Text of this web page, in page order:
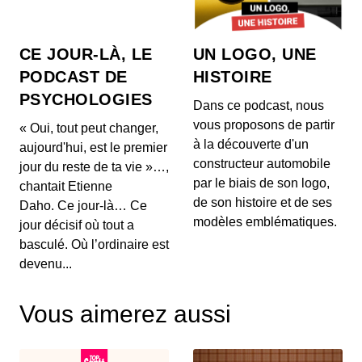
**Sommaire des 5 news** : 1. 🥤 **La tendance
estivale de la ginger beer** Découvrez la boisson
27 mai 2026 : Mythes sur la perte de
poids, l'impact du vin rouge et
tendances capillaires de Cannes
00:03:48 - IL Y A 2 MOIS
1. 🍽️ **Mythes de la perte de poids :** Découvrez
pourquoi manger tard le soir ne fait pas forcéme...
26 mai 2026 : Alerte sanitaire,
hydratation et astuces beauté pour les
mains
00:03:56 - IL Y A 2 MOIS
1. ⚠️ **Alerte de RappelConso sur les merguez
mer...
Tendances street food
00:04:07 - IL Y A 2 MOIS
CE JOUR-LÀ, LE
PODCAST DE
PSYCHOLOGIES
« Oui, tout peut changer,
aujourd'hui, est le premier
jour du reste de ta vie »…,
chantait Etienne
Daho. Ce jour-là… Ce
jour décisif où tout a
basculé. Où l’ordinaire est
devenu...
UN LOGO, UNE
HISTOIRE
Dans ce podcast, nous
vous proposons de partir
à la découverte d'un
constructeur automobile
par le biais de son logo,
de son histoire et de ses
modèles emblématiques.
Vous aimerez aussi